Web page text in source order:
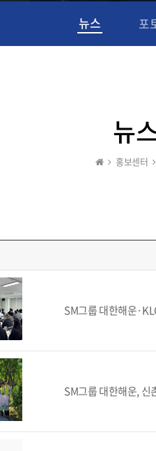
뉴스 포
뉴
홍보센터
SM그룹 대한해운
SM그룹 대한해운, 신